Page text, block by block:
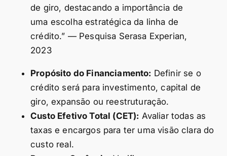
de giro, destacando a importância de
uma escolha estratégica da linha de
crédito.” — Pesquisa Serasa Experian,
2023
Propósito do Financiamento: Definir se o
crédito será para investimento, capital de
giro, expansão ou reestruturação.
Custo Efetivo Total (CET): Avaliar todas as
taxas e encargos para ter uma visão clara do
custo real.